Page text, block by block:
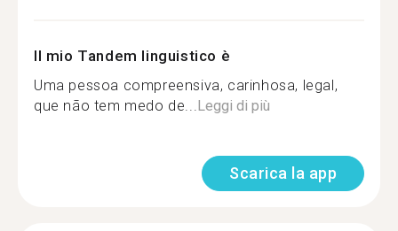
Il mio Tandem linguistico è
Uma pessoa compreensiva, carinhosa, legal,
que não tem medo de...Leggi di più
Scarica la app